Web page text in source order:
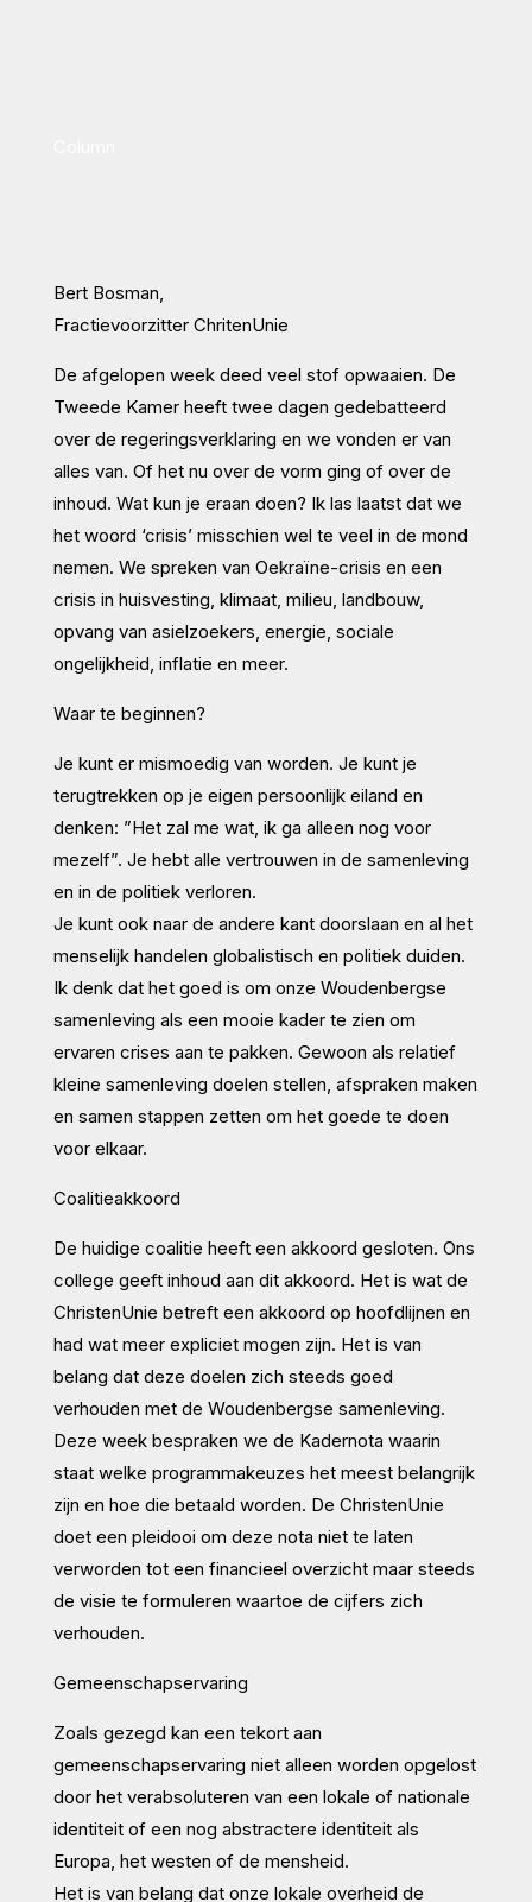
Bert Bosman,
Fractievoorzitter ChritenUnie
De afgelopen week deed veel stof opwaaien. De
Tweede Kamer heeft twee dagen gedebatteerd
over de regeringsverklaring en we vonden er van
alles van. Of het nu over de vorm ging of over de
inhoud. Wat kun je eraan doen? Ik las laatst dat we
het woord ‘crisis’ misschien wel te veel in de mond
nemen. We spreken van Oekraïne-crisis en een
crisis in huisvesting, klimaat, milieu, landbouw,
opvang van asielzoekers, energie, sociale
ongelijkheid, inflatie en meer.
Waar te beginnen?
Je kunt er mismoedig van worden. Je kunt je
terugtrekken op je eigen persoonlijk eiland en
denken: ”Het zal me wat, ik ga alleen nog voor
mezelf”. Je hebt alle vertrouwen in de samenleving
en in de politiek verloren.
Je kunt ook naar de andere kant doorslaan en al het
menselijk handelen globalistisch en politiek duiden.
Ik denk dat het goed is om onze Woudenbergse
samenleving als een mooie kader te zien om
ervaren crises aan te pakken. Gewoon als relatief
kleine samenleving doelen stellen, afspraken maken
en samen stappen zetten om het goede te doen
voor elkaar.
Coalitieakkoord
De huidige coalitie heeft een akkoord gesloten. Ons
college geeft inhoud aan dit akkoord. Het is wat de
ChristenUnie betreft een akkoord op hoofdlijnen en
had wat meer expliciet mogen zijn. Het is van
belang dat deze doelen zich steeds goed
verhouden met de Woudenbergse samenleving.
Deze week bespraken we de Kadernota waarin
staat welke programmakeuzes het meest belangrijk
zijn en hoe die betaald worden. De ChristenUnie
doet een pleidooi om deze nota niet te laten
verworden tot een financieel overzicht maar steeds
de visie te formuleren waartoe de cijfers zich
verhouden.
Gemeenschapservaring
Zoals gezegd kan een tekort aan
gemeenschapservaring niet alleen worden opgelost
door het verabsoluteren van een lokale of nationale
identiteit of een nog abstractere identiteit als
Europa, het westen of de mensheid.
Het is van belang dat onze lokale overheid de